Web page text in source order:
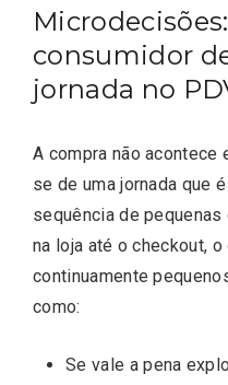
consumidor
jornada no
A compra não acontece
se de uma jornada que
sequência de
na loja até o checkout,
continuamente
como:
Se vale a pena
Editor Picks